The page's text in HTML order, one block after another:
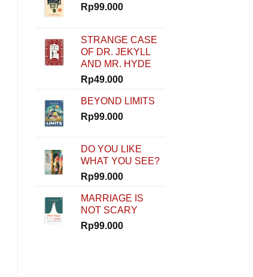
Ibrahim
Buktiin
Dimulai
dari
Nol
How
Start
Rp99.000
STRANGE CASE
OF DR. JEKYLL
AND MR. HYDE
Rp49.000
BEYOND LIMITS
Rp99.000
DO YOU LIKE
WHAT YOU SEE?
Rp99.000
MARRIAGE IS
NOT SCARY
Rp99.000